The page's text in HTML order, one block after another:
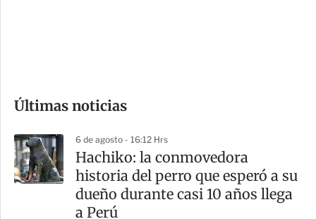
m
a
r
t
Últimas noticias
6 de agosto - 16:12 Hrs
Hachiko: la conmovedora
historia del perro que esperó a su
dueño durante casi 10 años llega
a Perú